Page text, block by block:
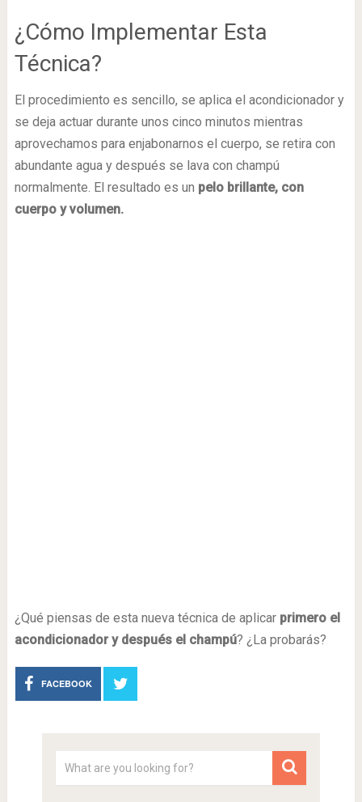
¿Cómo Implementar Esta
Técnica?
El procedimiento es sencillo, se aplica el acondicionador y
se deja actuar durante unos cinco minutos mientras
aprovechamos para enjabonarnos el cuerpo, se retira con
abundante agua y después se lava con champú
normalmente. El resultado es un pelo brillante, con
cuerpo y volumen.
¿Qué piensas de esta nueva técnica de aplicar primero el
acondicionador y después el champú? ¿La probarás?
FACEBOOK